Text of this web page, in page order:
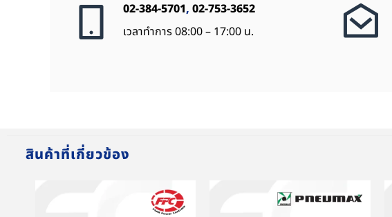
02-384-5701, 02-753-3652
เวลาทำการ 08:00 – 17:00 น.
สินค้าที่เกี่ยวข้อง